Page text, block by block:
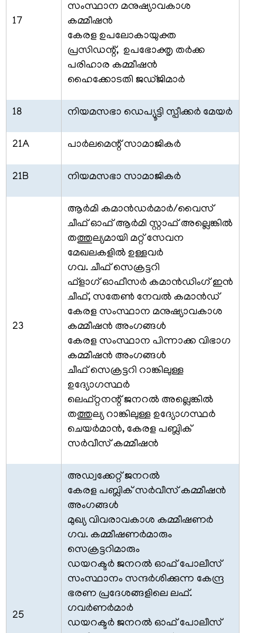
ഞങ്ങളേക്കുറിച്ച്
ഞങ്ങളേക്കുറിച്ച്
കാര്യനിർവഹണചട്ടങ്ങൾ
ഓർഡർ
പ്രധാന
സംഘടനാ
ഘടന
വിഭാഗങ്ങൾ
സൈനിക്
സ്വാതന്ത്ര്യ
സമരസേനാനി
പെന്‍ഷന്‍
സംഘടനകള്‍
റെസിഡന്റ്
കമ്മീഷണറുടെ
സംസ്ഥാന
വിവരാവകാശ
സമുന്നതി
വിവരാവകാശ
സെക്രട്ടേറിയറ്റ്
സെക്രട്ടേറിയറ്റ്
17
സംസ്ഥാന മനുഷ്യാവകാശ
കമ്മീഷന്‍
കേരള ഉപലോകായുക്ത
പ്രസിഡന്റ്, ഉപഭോക്തൃ തര്‍ക്ക
പരിഹാര കമ്മീഷന്‍
ഹൈക്കോടതി ജഡ്ജിമാര്‍
18 നിയമസഭാ ഡെപ്യൂട്ടി സ്പീക്കര്‍ മേയര്‍
21A പാര്‍ലമെന്റ് സാമാജികര്‍
21B നിയമസഭാ സാമാജികര്‍
23
ആര്‍മി കമാന്‍ഡര്‍മാര്‍/വൈസ്
ചീഫ് ഓഫ് ആര്‍മി സ്റ്റാഫ് അല്ലെങ്കില്‍
തത്തുല്യമായി മറ്റ് സേവന
മേഖലകളില്‍ ഉള്ളവര്‍
ഗവ. ചീഫ് സെക്രട്ടറി
ഫ്‌ളാഗ് ഓഫീസര്‍ കമാന്‍ഡിംഗ് ഇന്‍
ചീഫ്, സതേണ്‍ നേവല്‍ കമാന്‍ഡ്
കേരള സംസ്ഥാന മനുഷ്യാവകാശ
കമ്മീഷന്‍ അംഗങ്ങള്‍
കേരള സംസ്ഥാന പിന്നാക്ക വിഭാഗ
കമ്മീഷന്‍ അംഗങ്ങള്‍
ചീഫ് സെക്രട്ടറി റാങ്കിലുള്ള
ഉദ്യോഗസ്ഥര്‍
ലെഫ്റ്റനന്റ് ജനറല്‍ അല്ലെങ്കില്‍
തത്തുല്യ റാങ്കിലുള്ള ഉദ്യോഗസ്ഥര്‍
ചെയര്‍മാന്‍, കേരള പബ്ലിക്
സര്‍വീസ് കമ്മീഷന്‍
25
അഡ്വക്കേറ്റ് ജനറല്‍
കേരള പബ്ലിക് സര്‍വീസ് കമ്മീഷന്‍
അംഗങ്ങള്‍
മുഖ്യ വിവരാവകാശ കമ്മീഷണര്‍
ഗവ. കമ്മീഷണര്‍മാരും
സെക്രട്ടറിമാരും
ഡയറക്ടര്‍ ജനറല്‍ ഓഫ് പോലീസ്
സംസ്ഥാനം സന്ദര്‍ശിക്കുന്ന കേന്ദ്ര
ഭരണ പ്രദേശങ്ങളിലെ ലഫ്.
ഗവര്‍ണര്‍മാര്‍
ഡയറക്ടര്‍ ജനറല്‍ ഓഫ് പോലീസ്